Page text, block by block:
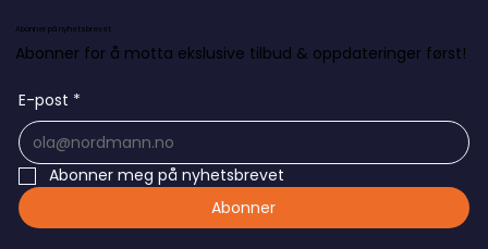
Abonner på nyhetsbrevet
Abonner for å motta ekslusive tilbud & oppdateringer først!
E-post *
Abonner meg på nyhetsbrevet
Abonner